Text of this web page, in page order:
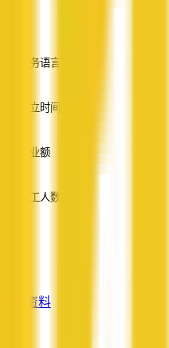
服务语言
成立时间
营业额
员工人数
查看资料